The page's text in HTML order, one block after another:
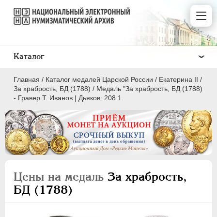
Главная / Каталог медалей Царской России / Екатерина II /
За храбрость, БД (1788) / Медаль "За храбрость, БД (1788)
- Гравер Т. Иванов | Дьяков: 208.1
Цены на медаль За храбрость,
БД (1788)
Каталог
ВСЕ
ПEТР I 1699-1725
ПЕТР II 1727-1729
АННА ИОАННОВНА